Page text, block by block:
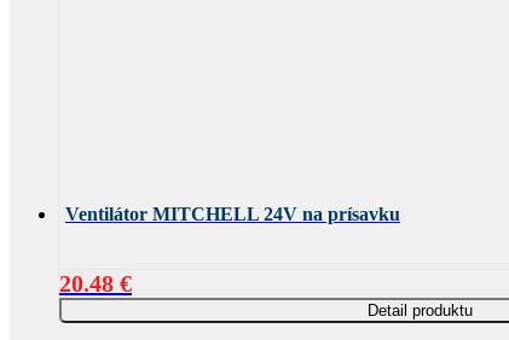
Ventilátor MITCHELL 24V na prísavku
20.48 €
Detail produktu